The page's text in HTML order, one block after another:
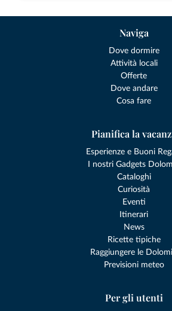
Naviga
Dove dormire
Attività locali
Offerte
Dove andare
Cosa fare
Pianifica la
Esperienze e Buoni
I nostri Gadgets
Cataloghi
Curiosità
Eventi
Itinerari
News
Ricette tipiche
Raggiungere le
Previsioni meteo
Per gli utenti